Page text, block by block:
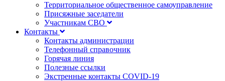
Территориальное общественное самоуправление
Присяжные заседатели
Участникам СВО
Контакты
Контакты администрации
Телефонный справочник
Горячая линия
Полезные ссылки
Экстренные контакты COVID-19